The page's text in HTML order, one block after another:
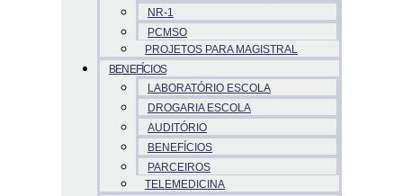
NR-1
PCMSO
PROJETOS PARA MAGISTRAL
BENEFÍCIOS
LABORATÓRIO ESCOLA
DROGARIA ESCOLA
AUDITÓRIO
BENEFÍCIOS
PARCEIROS
TELEMEDICINA